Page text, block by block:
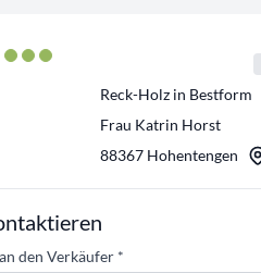
Reck-Holz in Bestform
Frau Katrin Horst
88367 Hohentengen
den Verkäufer *